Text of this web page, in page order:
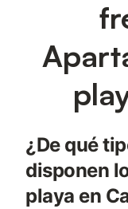
¿De qué
disponen
playa en